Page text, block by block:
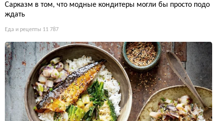
Сарказм в том, что модные кондитеры могли бы просто подо
ждать
Еда и рецепты 11 787